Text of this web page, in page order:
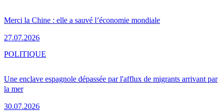
Merci la Chine : elle a sauvé l’économie mondiale
27.07.2026
Une enclave espagnole dépassée par l'afflux de migrants arrivant par
la mer
30.07.2026
POLITIQUE